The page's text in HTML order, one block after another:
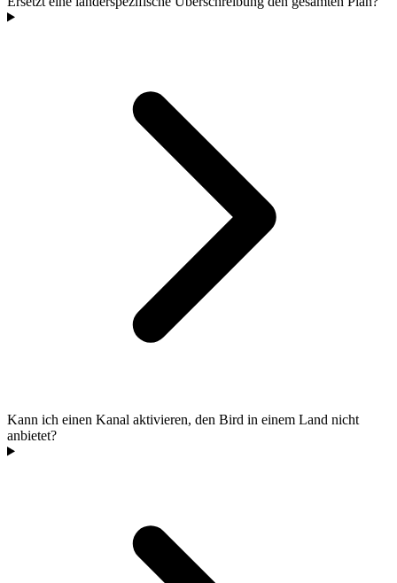
Kann ich einen Kanal aktivieren, den Bird in einem Land nicht
anbietet?